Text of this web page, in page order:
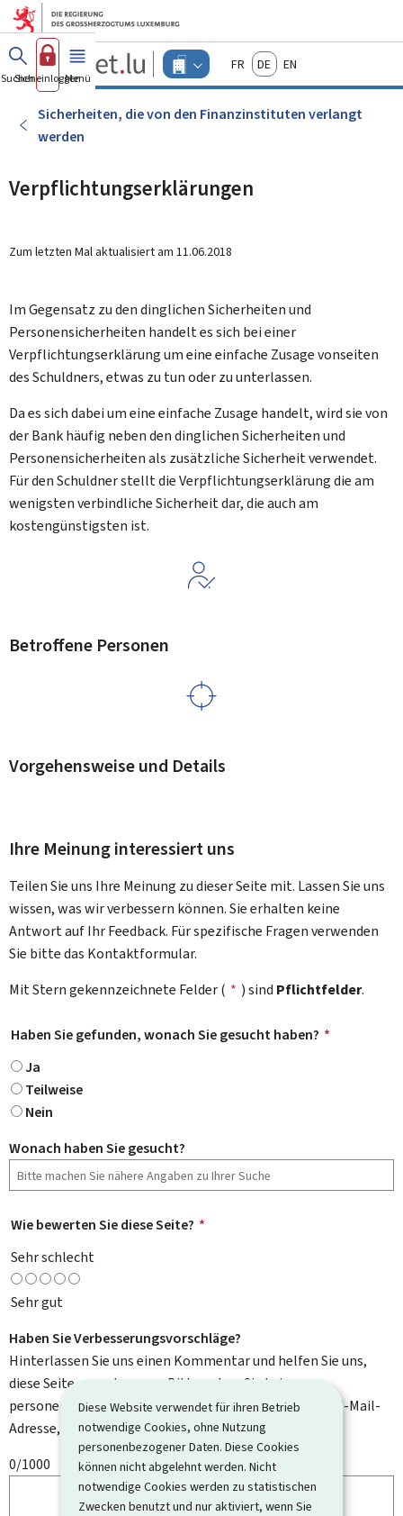
Diese Website verwendet für ihren Betrieb
notwendige Cookies, ohne Nutzung
personenbezogener Daten. Diese Cookies
können nicht abgelehnt werden. Nicht
notwendige Cookies werden zu statistischen
Zwecken benutzt und nur aktiviert, wenn Sie
Zum Hauptmenü
Zum Inhalt
Guichet.lu
Changer
d'espace
Menu
FrançaisDeutschEnglish
Suchen
Sich einloggen
Menü Haupt-
Sicherheiten, die von den Finanzinstituten verlangt
werden
Verpflichtungserklärungen
Zum letzten Mal aktualisiert am 11.06.2018
Im Gegensatz zu den dinglichen Sicherheiten und
Personensicherheiten handelt es sich bei einer
Verpflichtungserklärung um eine einfache Zusage vonseiten
des Schuldners, etwas zu tun oder zu unterlassen.
Da es sich dabei um eine einfache Zusage handelt, wird sie von
der Bank häufig neben den dinglichen Sicherheiten und
Personensicherheiten als zusätzliche Sicherheit verwendet.
Für den Schuldner stellt die Verpflichtungserklärung die am
wenigsten verbindliche Sicherheit dar, die auch am
kostengünstigsten ist.
Betroffene Personen
Vorgehensweise und Details
Ihre Meinung interessiert uns
Teilen Sie uns Ihre Meinung zu dieser Seite mit. Lassen Sie uns
wissen, was wir verbessern können. Sie erhalten keine
Antwort auf Ihr Feedback. Für spezifische Fragen verwenden
Sie bitte das Kontaktformular.
Mit Stern gekennzeichnete Felder ( * ) sind Pflichtfelder.
Haben Sie gefunden, wonach Sie gesucht haben? *
Ja
Teilweise
Nein
Wonach haben Sie gesucht?
Wie bewerten Sie diese Seite? *
Sehr schlecht
Sehr gut
Haben Sie Verbesserungsvorschläge?
Hinterlassen Sie uns einen Kommentar und helfen Sie uns,
diese Seite zu verbessern. Bitte geben Sie keine
personenbezogenen Daten an, wie zum Beispiel Ihre E-Mail-
Adresse, Ihren Namen oder Ihre Telefonnummer.
0/1000